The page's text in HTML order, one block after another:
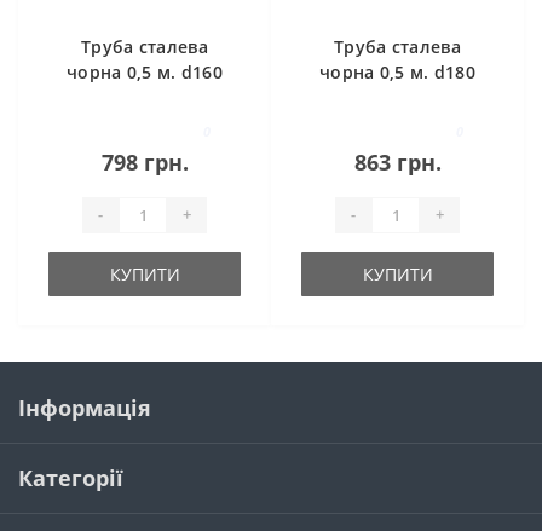
Труба сталева
чорна 0,5 м. d160
798 грн.
- +
КУПИТИ
Труба сталева
чорна 0,5 м. d180
863 грн.
- +
КУПИТИ
Інформація
Категорії